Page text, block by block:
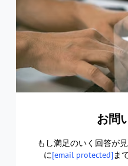
お問
もし満足のいく回答が
に[email protected]ま